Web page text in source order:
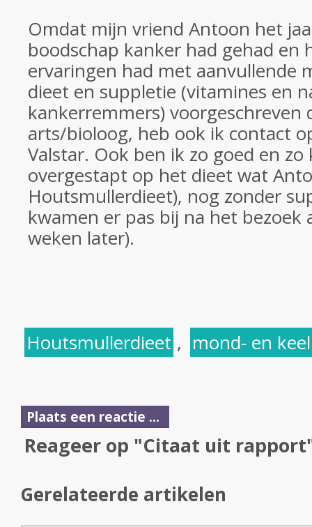
Omdat mijn vriend Antoon het
boodschap kanker had gehad en
ervaringen had met aanvullende
dieet en suppletie (vitamines en
kankerremmers) voorgeschreven
arts/bioloog, heb ook ik contact
Valstar. Ook ben ik zo goed en
overgestapt op het dieet wat
Houtsmullerdieet), nog zonder
kwamen er pas bij na het bezoek
weken later).
Houtsmullerdieet , mond- en
Plaats een reactie ...
Reageer op "Citaat uit
Gerelateerde artikelen